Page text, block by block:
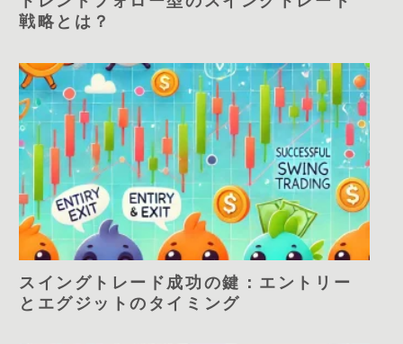
戦略とは？
スイングトレード成功の鍵：エントリー
とエグジットのタイミング